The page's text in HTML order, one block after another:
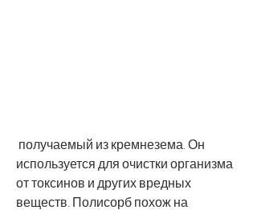
используется для очистки организма
от токсинов и других вредных
веществ. Полисорб похож на